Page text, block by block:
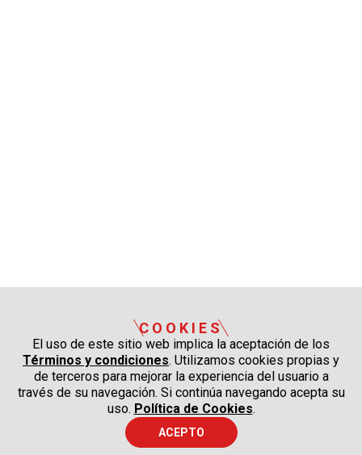
COOKIES
El uso de este sitio web implica la aceptación de los
Términos y condiciones. Utilizamos cookies propias y
de terceros para mejorar la experiencia del usuario a
través de su navegación. Si continúa navegando acepta su
uso. Política de Cookies.
ACEPTO